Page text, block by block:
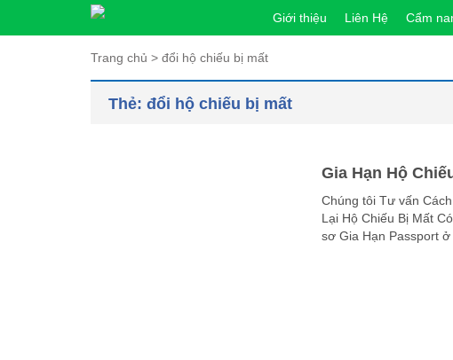
Giới thiệu Liên Hệ Cẩm
Trang chủ > đổi hộ chiếu bị mất
Thẻ: đổi hộ chiếu bị mất
Gia Hạn Hộ
Chúng tôi Tư vấn
Lại Hộ Chiếu Bị Mất
sơ Gia Hạn Passport ở